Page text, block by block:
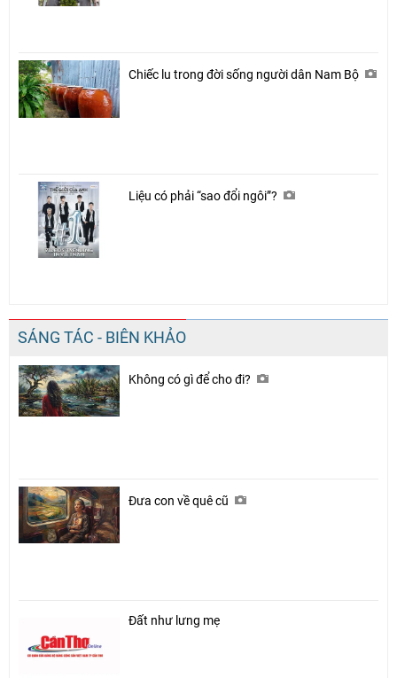
Chiếc lu trong đời sống người dân Nam Bộ
Liệu có phải “sao đổi ngôi”?
SÁNG TÁC - BIÊN KHẢO
Không có gì để cho đi?
Đưa con về quê cũ
Đất như lưng mẹ